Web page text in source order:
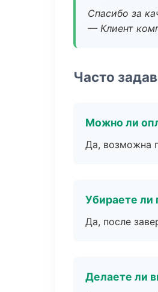
Спасибо за
— Клиент
Часто
Можно ли
Да, возможна
Убираете ли
Да, после
Делаете ли